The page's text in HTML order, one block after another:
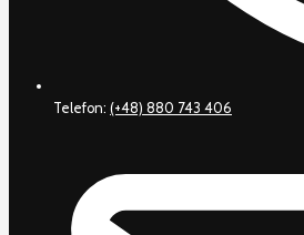
Telefon: (+48) 880 743 406